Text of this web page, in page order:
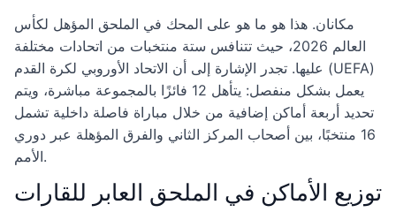
مكانان. هذا هو ما هو على المحك في الملحق المؤهل لكأس
العالم 2026، حيث تتنافس ستة منتخبات من اتحادات مختلفة
عليها. تجدر الإشارة إلى أن الاتحاد الأوروبي لكرة القدم (UEFA)
يعمل بشكل منفصل: يتأهل 12 فائزًا بالمجموعة مباشرة، ويتم
تحديد أربعة أماكن إضافية من خلال مباراة فاصلة داخلية تشمل
16 منتخبًا، بين أصحاب المركز الثاني والفرق المؤهلة عبر دوري
الأمم.
توزيع الأماكن في الملحق العابر للقارات